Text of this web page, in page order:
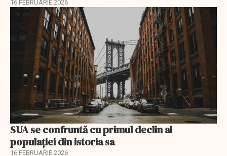
16 FEBRUARIE 2026
SUA se confruntă cu primul declin al
populației din istoria sa
16 FEBRUARIE 2026